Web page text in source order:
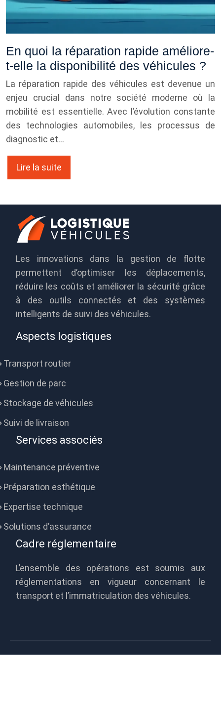
En quoi la réparation rapide améliore-
t-elle la disponibilité des véhicules ?
La réparation rapide des véhicules est devenue un
enjeu crucial dans notre société moderne où la
mobilité est essentielle. Avec l’évolution constante
des technologies automobiles, les processus de
diagnostic et…
Lire la suite
Les innovations dans la gestion de flotte
permettent d’optimiser les déplacements,
réduire les coûts et améliorer la sécurité grâce
à des outils connectés et des systèmes
intelligents de suivi des véhicules.
Aspects logistiques
Transport routier
Gestion de parc
Stockage de véhicules
Suivi de livraison
Services associés
Maintenance préventive
Préparation esthétique
Expertise technique
Solutions d’assurance
Cadre réglementaire
L’ensemble des opérations est soumis aux
réglementations en vigueur concernant le
transport et l’immatriculation des véhicules.